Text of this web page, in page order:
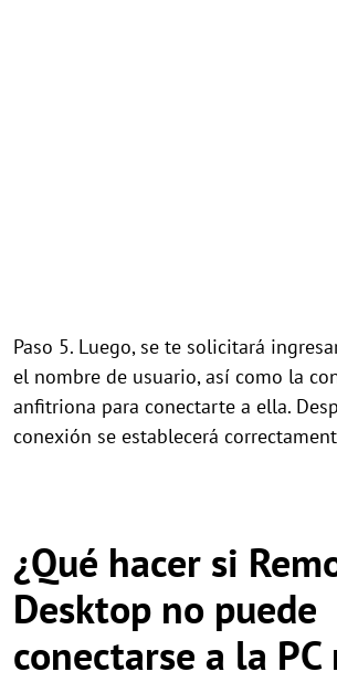
Paso 5. Luego, se te solicitará
el nombre de usuario, así como la
anfitriona para conectarte a ella.
conexión se establecerá
¿Qué hacer si
Desktop no puede
conectarse a la